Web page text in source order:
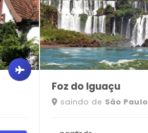
Foz do Iguaçu
saindo de São Paulo